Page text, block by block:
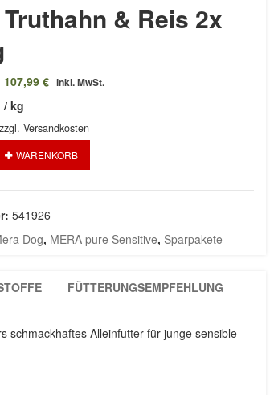
& Reis 2x
Ursprünglicher
war:
119,98 €
107,99 € Aktueller
107,99 €.
inkl. MwSt.
/ kg
zzgl. Versandkosten
WARENKORB
541926
Dog, MERA pure Sensitive, Sparpakete
FÜTTERUNGSEMPFEHLUNG
schmackhaftes Alleinfutter für junge sensible